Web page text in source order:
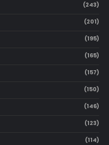
(243)
(201)
(195)
(165)
(157)
(150)
(146)
(123)
(114)